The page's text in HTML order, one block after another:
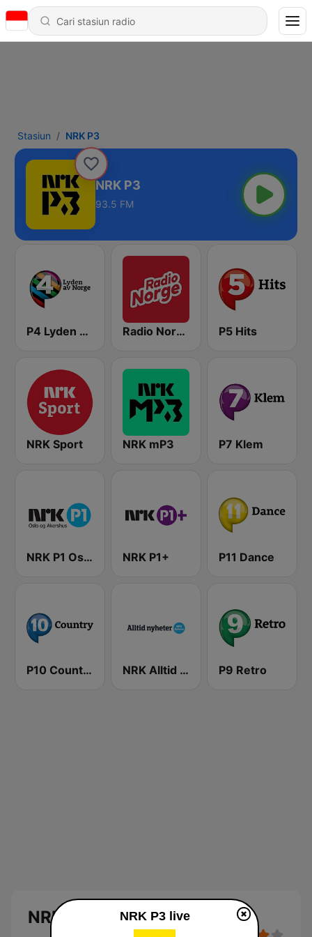
Stasiun NRK P3
NRK P3
93.5 FM
P4 Lyden av Norge Radio Norge P5 Hits
NRK Sport NRK mP3 P7 Klem
NRK P1 Oslo og Akershus NRK P1+ P11 Dance
P10 Country NRK Alltid Nyheter P9 Retro
NRK P3 NRK P3 live